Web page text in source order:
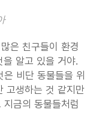
은 친구들이 환경
알고 있을 거야.
비단 동물들을 위
고생하는 것 같지만
금의 동물들처럼